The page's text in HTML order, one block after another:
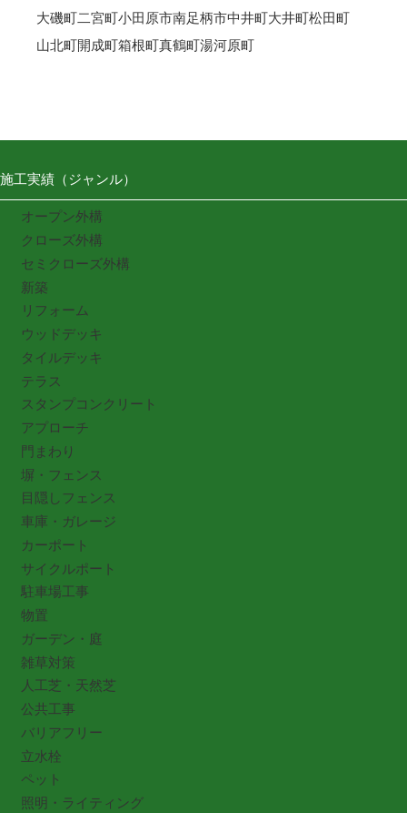
大磯町二宮町小田原市南足柄市中井町大井町松田町
山北町開成町箱根町真鶴町湯河原町
施工実績（ジャンル）
オープン外構
クローズ外構
セミクローズ外構
新築
リフォーム
ウッドデッキ
タイルデッキ
テラス
スタンプコンクリート
アプローチ
門まわり
塀・フェンス
目隠しフェンス
車庫・ガレージ
カーポート
サイクルポート
駐車場工事
物置
ガーデン・庭
雑草対策
人工芝・天然芝
公共工事
バリアフリー
立水栓
ペット
照明・ライティング